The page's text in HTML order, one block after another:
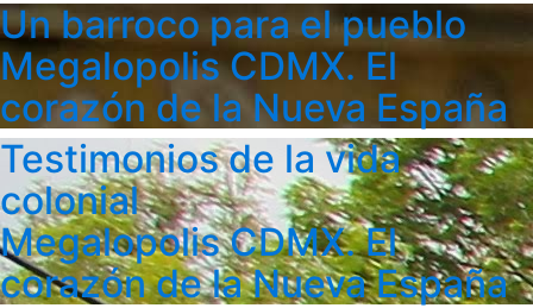
Un barroco para el pueblo
Megalopolis CDMX. El
corazón de la Nueva España
Testimonios de la vida
colonial
Megalopolis CDMX. El
corazón de la Nueva España